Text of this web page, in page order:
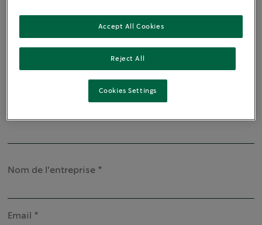
Prénom
Nom de l'entreprise
Email
Reject All
Accept All Cookies
Cookies Settings